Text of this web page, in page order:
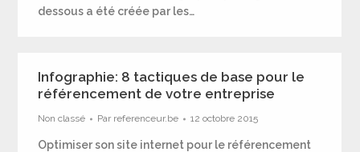
dessous a été créée par les…
Infographie: 8 tactiques de base pour le
référencement de votre entreprise
Non classé Par referenceur.be 12 octobre 2015
Optimiser son site internet pour le référencement